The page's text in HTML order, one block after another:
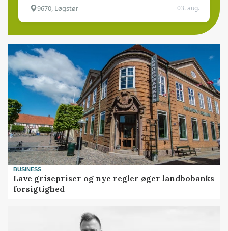
9670, Løgstør 03. aug.
BUSINESS
Lave grisepriser og nye regler øger landbobanks
forsigtighed